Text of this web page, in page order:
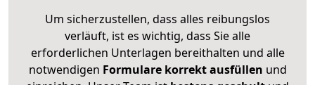
Um sicherzustellen, dass alles reibungslos
verläuft, ist es wichtig, dass Sie alle
erforderlichen Unterlagen bereithalten und alle
notwendigen Formulare korrekt ausfüllen und